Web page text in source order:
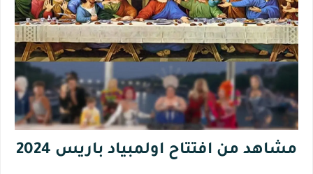
مشاهد من افتتاح اولمبياد باريس 2024